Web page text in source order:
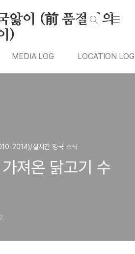
앓이 (前 품절녀의
)
MEDIA LOG LOCATION LOG
2014)/실시간 영국 소식
져온 닭고기 수